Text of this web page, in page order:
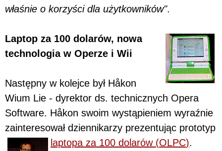
właśnie o korzyści dla użytkowników".
Laptop za 100 dolarów, nowa
technologia w Operze i Wii
Następny w kolejce był Håkon
Wium Lie - dyrektor ds. technicznych Opera
Software. Håkon swoim wystąpieniem wyraźnie
zainteresował dziennikarzy prezentując prototyp
laptopa za 100 dolarów (OLPC).